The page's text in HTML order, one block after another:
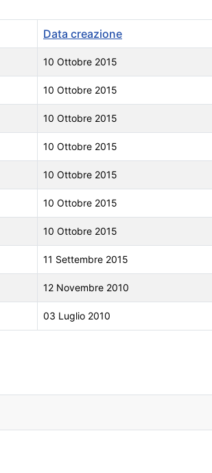
Data creazione
10 Ottobre 2015
10 Ottobre 2015
10 Ottobre 2015
10 Ottobre 2015
10 Ottobre 2015
10 Ottobre 2015
10 Ottobre 2015
11 Settembre 2015
12 Novembre 2010
03 Luglio 2010